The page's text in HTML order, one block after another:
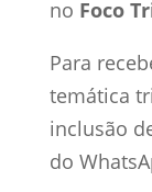
no Foco
Para
temática
inclusão
do